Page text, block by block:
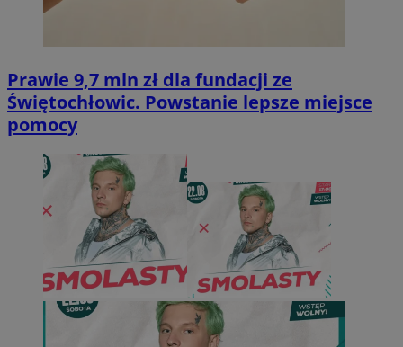
Prawie 9,7 mln zł dla fundacji ze
Świętochłowic. Powstanie lepsze miejsce
pomocy